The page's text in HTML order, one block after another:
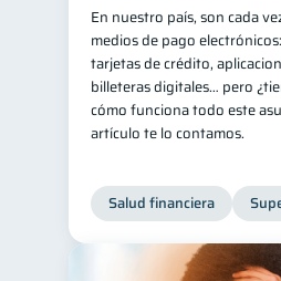
En nuestro país, son cada
medios de pago
tarjetas de crédito,
billeteras digitales… pero
cómo funciona todo este
artículo te lo contamos.
Salud financiera